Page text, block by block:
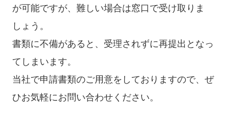
が可能ですが、難しい場合は窓口で受け取りま
しょう。
書類に不備があると、受理されずに再提出となっ
てしまいます。
当社で申請書類のご用意をしておりますので、ぜ
ひお気軽にお問い合わせください。